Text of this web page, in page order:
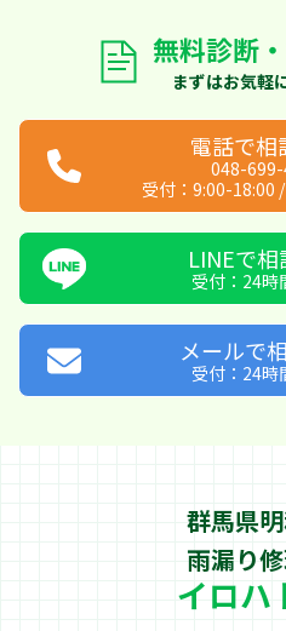
無料診断
まずはお気軽
電話で相
048-
受付：9:00-18:00
LINEで相
受付：24時
メールで
受付：24時
群馬県
雨漏り
イロハ